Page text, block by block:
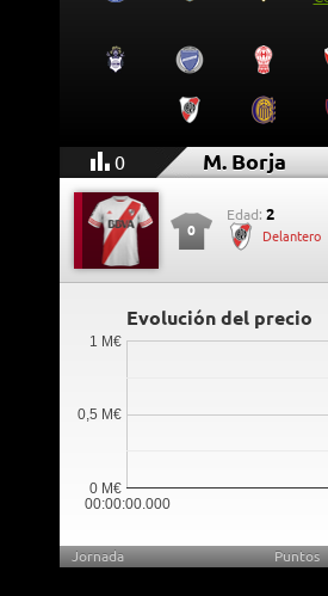
0 M. Borja
0
Edad: 2
Delantero
Evolución del precio
00:00:00.000
0 M€
0,5 M€
1 M€
Jornada Puntos